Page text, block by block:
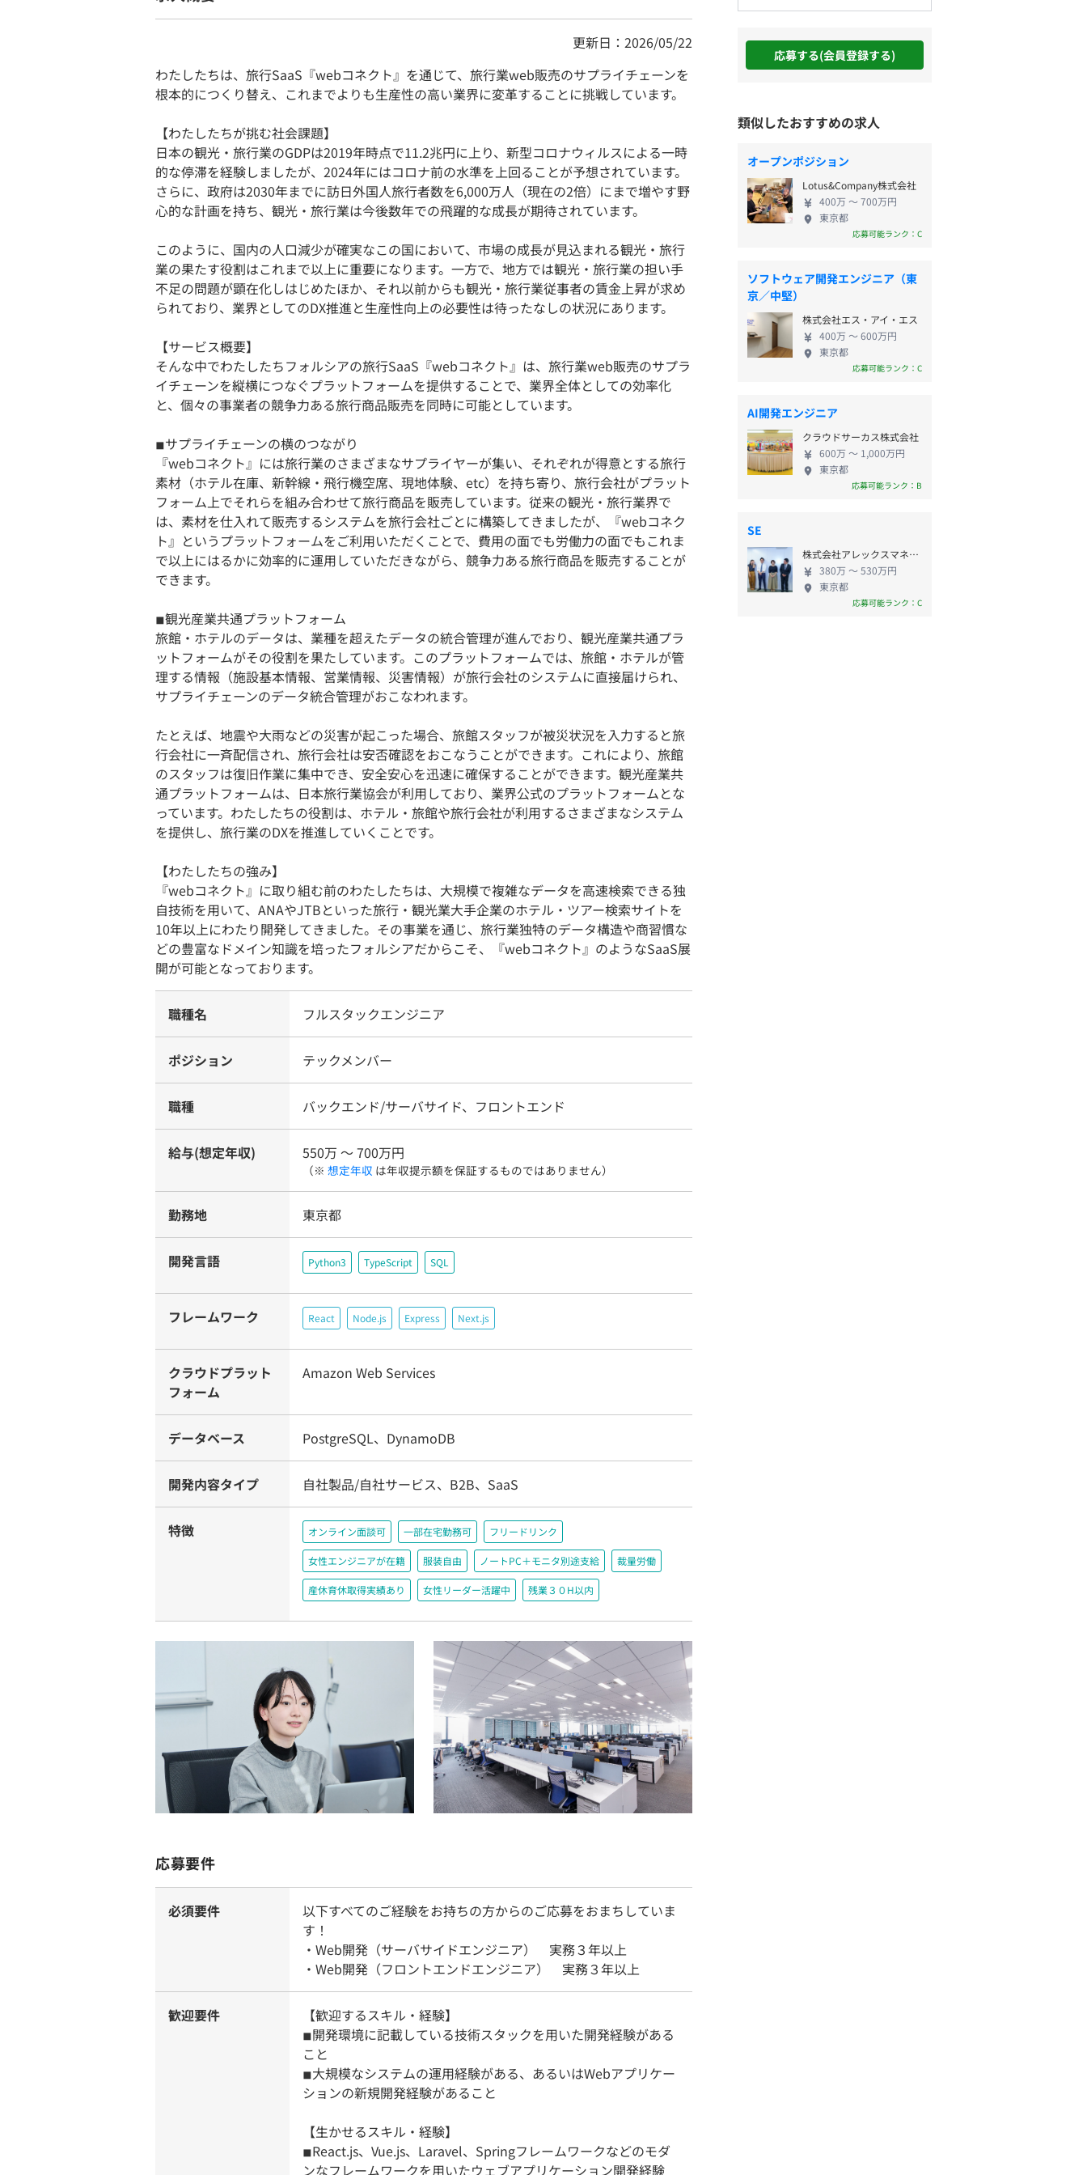
更新日：2026/05/22
わたしたちは、旅行SaaS『webコネクト』を通じて、旅行業web販売のサプライチェーンを
根本的につくり替え、これまでよりも生産性の高い業界に変革することに挑戦しています。
【わたしたちが挑む社会課題】
日本の観光・旅行業のGDPは2019年時点で11.2兆円に上り、新型コロナウィルスによる一時
的な停滞を経験しましたが、2024年にはコロナ前の水準を上回ることが予想されています。
さらに、政府は2030年までに訪日外国人旅行者数を6,000万人（現在の2倍）にまで増やす野
心的な計画を持ち、観光・旅行業は今後数年での飛躍的な成長が期待されています。
このように、国内の人口減少が確実なこの国において、市場の成長が見込まれる観光・旅行
業の果たす役割はこれまで以上に重要になります。一方で、地方では観光・旅行業の担い手
不足の問題が顕在化しはじめたほか、それ以前からも観光・旅行業従事者の賃金上昇が求め
られており、業界としてのDX推進と生産性向上の必要性は待ったなしの状況にあります。
【サービス概要】
そんな中でわたしたちフォルシアの旅行SaaS『webコネクト』は、旅行業web販売のサプラ
イチェーンを縦横につなぐプラットフォームを提供することで、業界全体としての効率化
と、個々の事業者の競争力ある旅行商品販売を同時に可能としています。
◾︎サプライチェーンの横のつながり
『webコネクト』には旅行業のさまざまなサプライヤーが集い、それぞれが得意とする旅行
素材（ホテル在庫、新幹線・飛行機空席、現地体験、etc）を持ち寄り、旅行会社がプラット
フォーム上でそれらを組み合わせて旅行商品を販売しています。従来の観光・旅行業界で
は、素材を仕入れて販売するシステムを旅行会社ごとに構築してきましたが、『webコネク
ト』というプラットフォームをご利用いただくことで、費用の面でも労働力の面でもこれま
で以上にはるかに効率的に運用していただきながら、競争力ある旅行商品を販売することが
できます。
◾︎観光産業共通プラットフォーム
旅館・ホテルのデータは、業種を超えたデータの統合管理が進んでおり、観光産業共通プラ
ットフォームがその役割を果たしています。このプラットフォームでは、旅館・ホテルが管
理する情報（施設基本情報、営業情報、災害情報）が旅行会社のシステムに直接届けられ、
サプライチェーンのデータ統合管理がおこなわれます。
たとえば、地震や大雨などの災害が起こった場合、旅館スタッフが被災状況を入力すると旅
行会社に一斉配信され、旅行会社は安否確認をおこなうことができます。これにより、旅館
のスタッフは復旧作業に集中でき、安全安心を迅速に確保することができます。観光産業共
通プラットフォームは、日本旅行業協会が利用しており、業界公式のプラットフォームとな
っています。わたしたちの役割は、ホテル・旅館や旅行会社が利用するさまざまなシステム
を提供し、旅行業のDXを推進していくことです。
【わたしたちの強み】
『webコネクト』に取り組む前のわたしたちは、大規模で複雑なデータを高速検索できる独
自技術を用いて、ANAやJTBといった旅行・観光業大手企業のホテル・ツアー検索サイトを
10年以上にわたり開発してきました。その事業を通じ、旅行業独特のデータ構造や商習慣な
どの豊富なドメイン知識を培ったフォルシアだからこそ、『webコネクト』のようなSaaS展
開が可能となっております。
職種名 フルスタックエンジニア
ポジション テックメンバー
職種 バックエンド/サーバサイド、フロントエンド
給与(想定年収) 550万 〜 700万円
（※ 想定年収 は年収提示額を保証するものではありません）
勤務地 東京都
開発言語 Python3 TypeScript SQL
フレームワーク React Node.js Express Next.js
クラウドプラット
フォーム
Amazon Web Services
データベース PostgreSQL、DynamoDB
開発内容タイプ 自社製品/自社サービス、B2B、SaaS
特徴 オンライン面談可 一部在宅勤務可 フリードリンク
女性エンジニアが在籍 服装自由 ノートPC＋モニタ別途支給 裁量労働
産休育休取得実績あり 女性リーダー活躍中 残業３０H以内
応募要件
必須要件
以下すべてのご経験をお持ちの方からのご応募をおまちしていま
す！
・Web開発（サーバサイドエンジニア） 実務３年以上
・Web開発（フロントエンドエンジニア） 実務３年以上
歓迎要件
【歓迎するスキル・経験】
◾︎開発環境に記載している技術スタックを用いた開発経験がある
こと
◾︎大規模なシステムの運用経験がある、あるいはWebアプリケー
ションの新規開発経験があること
【生かせるスキル・経験】
◾︎React.js、Vue.js、Laravel、Springフレームワークなどのモダ
ンなフレームワークを用いたウェブアプリケーション開発経験
応募する(会員登録する)
類似したおすすめの求人
オープンポジション
Lotus&Company株式会社
400万 〜 700万円
東京都
応募可能ランク：C
ソフトウェア開発エンジニア（東
京／中堅）
株式会社エス・アイ・エス
400万 〜 600万円
東京都
応募可能ランク：C
AI開発エンジニア
クラウドサーカス株式会社
600万 〜 1,000万円
東京都
応募可能ランク：B
SE
株式会社アレックスマネジメント
380万 〜 530万円
東京都
応募可能ランク：C